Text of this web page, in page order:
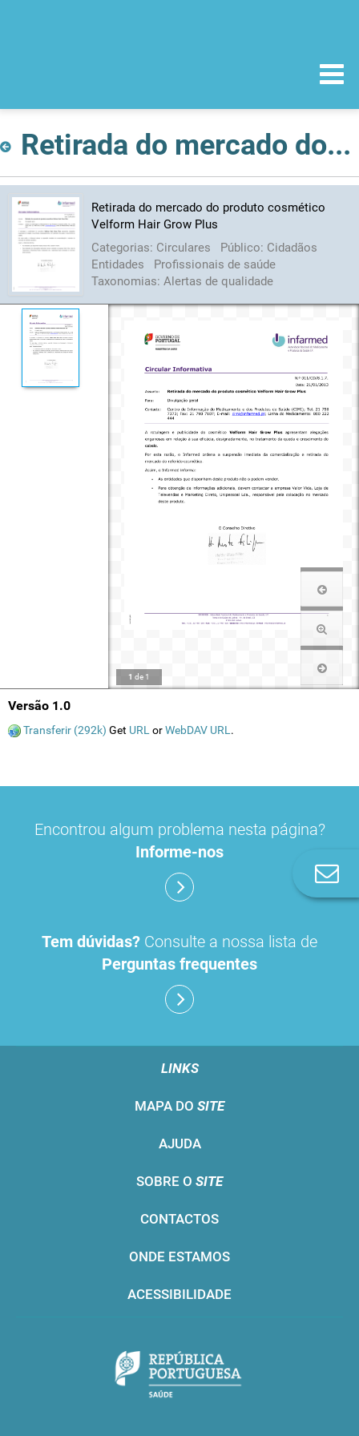
Retirada do mercado do produto cosmético Velform Hair Grow Plus
Retirada do mercado do produto cosmético
Velform Hair Grow Plus
Categorias: Circulares Público: Cidadãos
Entidades
Profissionais de saúde
Taxonomias: Alertas de qualidade
1 de 1
Versão 1.0
Transferir (292k) Get URL orWebDAV URL .
Encontrou algum problema nesta página?
Informe-nos
Tem dúvidas? Consulte a nossa lista de
Perguntas frequentes
LINKS
MAPA DO SITE
AJUDA
SOBRE O SITE
CONTACTOS
ONDE ESTAMOS
ACESSIBILIDADE